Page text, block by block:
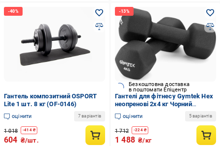
Гантель композитний OSPORT
Lite 1 шт. 8 кг (OF-0146)
оцінити 7 варіантів
1 018 -414₴
604 ₴/шт.
Безкоштовна доставка
в поштомати Епіцентр
Гантелі для фітнесу Gymtek Hex
неопренові 2х4 кг Чорний
(34772912)
оцінити 5 варіантів
1 712 -224₴
1 488 ₴/кг